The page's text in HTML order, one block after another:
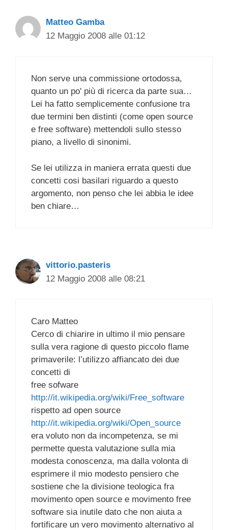
Matteo Gamba
12 Maggio 2008 alle 01:12
Non serve una commissione ortodossa,
quanto un po' più di ricerca da parte sua…
Lei ha fatto semplicemente confusione tra
due termini ben distinti (come open source
e free software) mettendoli sullo stesso
piano, a livello di sinonimi.
Se lei utilizza in maniera errata questi due
concetti cosi basilari riguardo a questo
argomento, non penso che lei abbia le idee
ben chiare…
vittorio.pasteris
12 Maggio 2008 alle 08:21
Caro Matteo
Cerco di chiarire in ultimo il mio pensare
sulla vera ragione di questo piccolo flame
primaverile: l’utilizzo affiancato dei due
concetti di
free sofware
http://it.wikipedia.org/wiki/Free_software
rispetto ad open source
http://it.wikipedia.org/wiki/Open_source
era voluto non da incompetenza, se mi
permette questa valutazione sulla mia
modesta conoscenza, ma dalla volonta di
esprimere il mio modesto pensiero che
sostiene che la divisione teologica fra
movimento open source e movimento free
software sia inutile dato che non aiuta a
fortificare un vero movimento alternativo al